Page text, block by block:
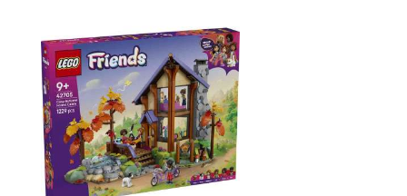
1
2
3